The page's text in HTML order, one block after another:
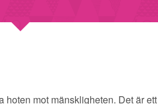
hoten mot mänskligheten. Det är ett